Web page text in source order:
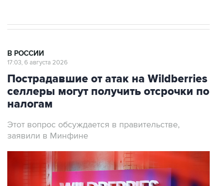
В РОССИИ
17:03, 6 августа 2026
Пострадавшие от атак на Wildberries
селлеры могут получить отсрочки по
налогам
Этот вопрос обсуждается в правительстве,
заявили в Минфине